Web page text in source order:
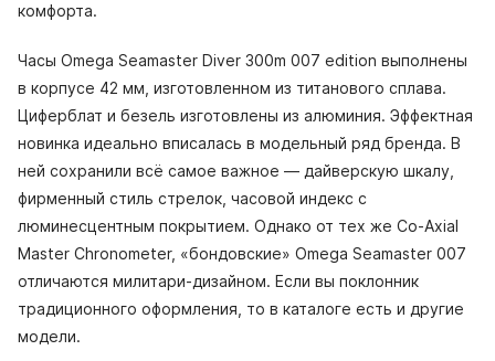
комфорта.
Часы Omega Seamaster Diver 300m 007 edition выполнены
в корпусе 42 мм, изготовленном из титанового сплава.
Циферблат и безель изготовлены из алюминия. Эффектная
новинка идеально вписалась в модельный ряд бренда. В
ней сохранили всё самое важное — дайверскую шкалу,
фирменный стиль стрелок, часовой индекс с
люминесцентным покрытием. Однако от тех же Co‑Axial
Master Chronometer, «бондовские» Omega Seamaster 007
отличаются милитари-дизайном. Если вы поклонник
традиционного оформления, то в каталоге есть и другие
модели.